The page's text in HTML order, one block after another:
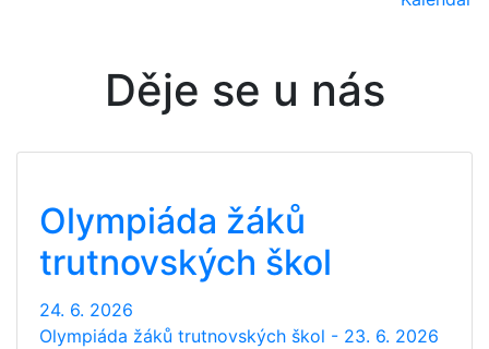
Děje se u nás
Olympiáda žáků
trutnovských škol
24. 6. 2026
Olympiáda žáků trutnovských škol - 23. 6. 2026